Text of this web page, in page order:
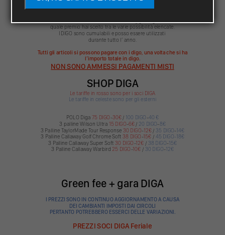
** Premio messo a disposizione da uno sponsor.
quale premio hai scelto tra le varie possibilità elencate.
I DIGO sono cumulabili e posso essere utilizzati
durante tutto l’ anno.
Tutti gli articoli si possono pagare con i digo, una volta che si ha
l’importo totale in digo.
NON SONO AMMESSI PAGAMENTI MISTI
SHOP DIGA
Le tariffe in rosso sono per i soci DIGA
Le tariffe in celeste sono per gli esterni
POLO Diga 75 DIGO-30€ / 100 DIGO-40 €
3 palline Wilson Ultra 15 DIGO-6€ / 20 DIGO-8€
3 Palline TaylorMade Tour Response 30 DIGO-12€ /35 DIGO-14€
3 Palline Callaway Golf Chrome Soft38 DIGO-15€ / 45 DIGO-18€
3 Palline Callaway Super Soft30 DIGO-12€ / 38 DIGO-15€
3 Palline Callaway Warbird 25 DIGO-10€ / 30 DIGO-12€
Green fee + gara DIGA
I PREZZI SONO IN CONTINUO AGGIORNAMENTO A CAUSA
DEI CAMBIANTI IMPOSTI DAI CIRCOLI
PERTANTO POTREBBERO ESSERCI DELLE VARIAZIONI.
PREZZI SOCI DIGA Feriale